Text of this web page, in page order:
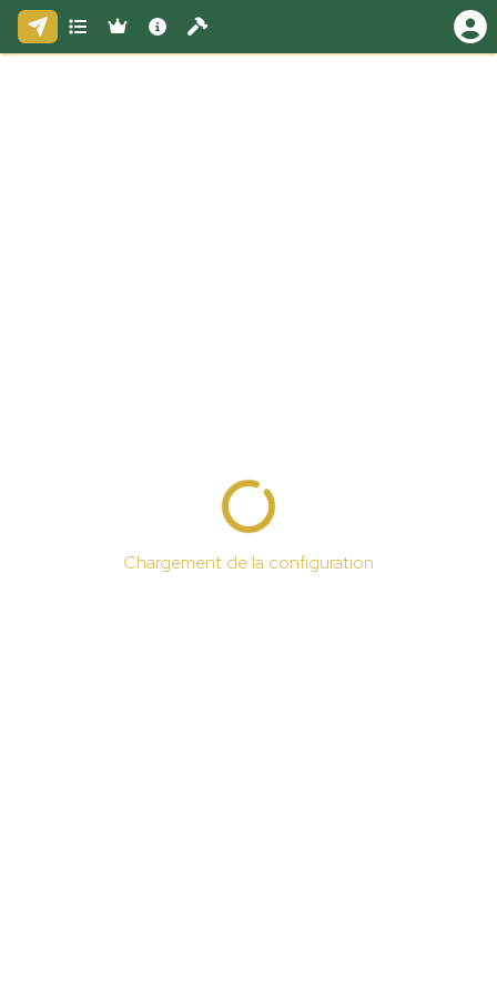
Chargement de la configuration